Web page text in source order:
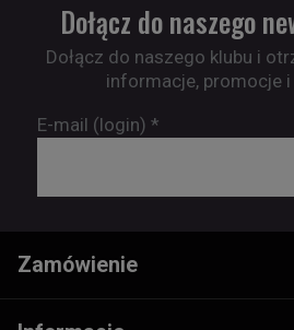
Dołącz do naszego
Dołącz do naszego klubu i
informacje, promocje i
E-mail (login) *
Zamówienie